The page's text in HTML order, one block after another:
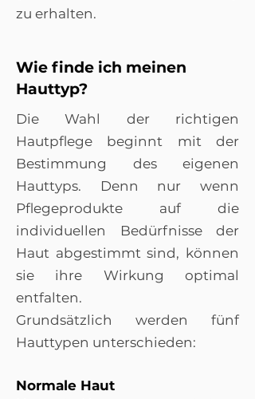
zu erhalten.
Wie finde ich meinen
Hauttyp?
Die Wahl der richtigen
Hautpflege beginnt mit der
Bestimmung des eigenen
Hauttyps. Denn nur wenn
Pflegeprodukte auf die
individuellen Bedürfnisse der
Haut abgestimmt sind, können
sie ihre Wirkung optimal
entfalten.
Grundsätzlich werden fünf
Hauttypen unterschieden:
Normale Haut